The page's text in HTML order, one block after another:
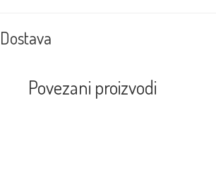
Dostava
Povezani proizvodi